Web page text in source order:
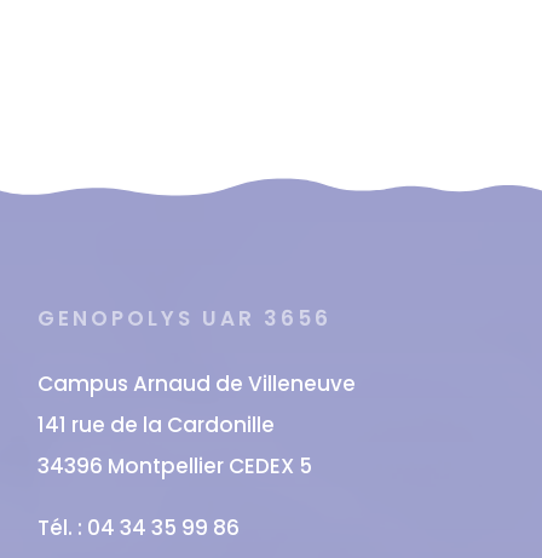
GENOPOLYS UAR 3656
Campus Arnaud de Villeneuve
141 rue de la Cardonille
34396 Montpellier CEDEX 5
Tél. : 04 34 35 99 86